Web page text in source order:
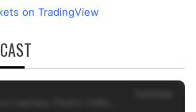
on TradingView